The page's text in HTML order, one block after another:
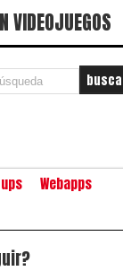
VIDEOJUEGOS
Webapps